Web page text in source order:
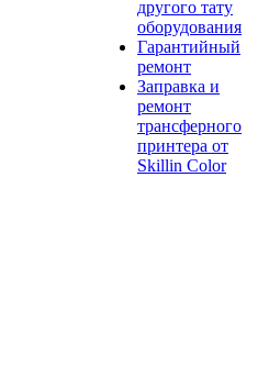
другого тату
оборудования
Гарантийный
ремонт
Заправка и
ремонт
трансферного
принтера от
Skillin Color